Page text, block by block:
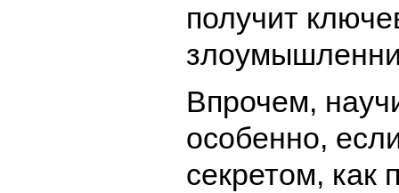
получит
Впрочем,
особенно,
секретом,